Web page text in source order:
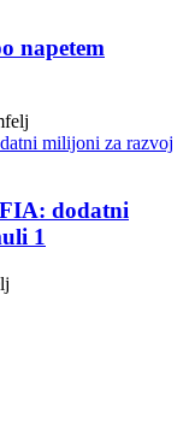
napetem
dodatni
1